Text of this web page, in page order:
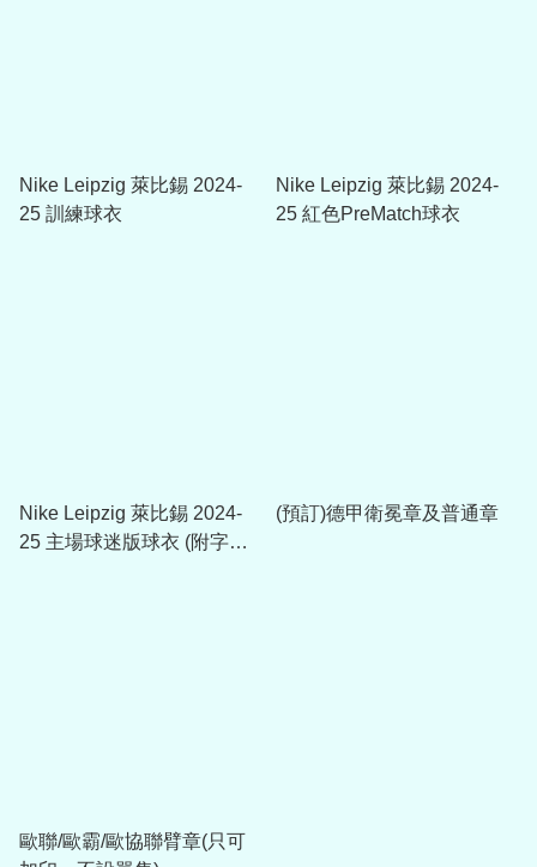
Nike Leipzig 萊比錫 2024-
25 訓練球衣
Nike Leipzig 萊比錫 2024-
25 紅色PreMatch球衣
Nike Leipzig 萊比錫 2024-
25 主場球迷版球衣 (附字章
(預訂)德甲衛冕章及普通章
歐聯/歐霸/歐協聯臂章(只可